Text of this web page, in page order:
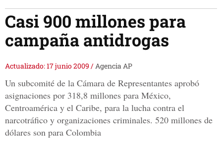
Casi 900 millones para
campaña antidrogas
Actualizado: 17 junio 2009 /Agencia AP
Un subcomité de la Cámara de Representantes aprobó
asignaciones por 318,8 millones para México,
Centroamérica y el Caribe, para la lucha contra el
narcotráfico y organizaciones criminales. 520 millones de
dólares son para Colombia